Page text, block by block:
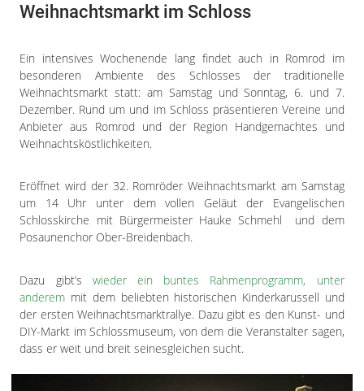
Weihnachtsmarkt im Schloss
Ein intensives Wochenende lang findet auch in Romrod im
besonderen Ambiente des Schlosses der traditionelle
Weihnachtsmarkt statt: am Samstag und Sonntag, 6. und 7.
Dezember. Rund um und im Schloss präsentieren Vereine und
Anbieter aus Romrod und der Region Handgemachtes und
Weihnachtsköstlichkeiten.
Eröffnet wird der 32. Romröder Weihnachtsmarkt am Samstag
um 14 Uhr unter dem vollen Geläut der Evangelischen
Schlosskirche mit Bürgermeister Hauke Schmehl und dem
Posaunenchor Ober-Breidenbach.
Dazu gibt’s wieder ein buntes Rahmenprogramm, unter
anderem mit dem beliebten historischen Kinderkarussell und
der ersten Weihnachtsmarktrallye. Dazu gibt es den Kunst- und
DIY-Markt im Schlossmuseum, von dem die Veranstalter sagen,
dass er weit und breit seinesgleichen sucht.